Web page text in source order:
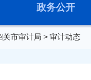
政务公开
关市审计局 > 审计动态